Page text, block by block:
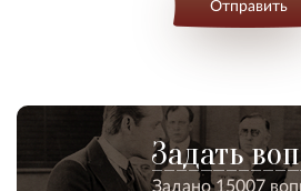
Отправить
Задать
Задано 15007